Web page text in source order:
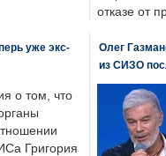
отказе от
уже экс-
о том, что
Григория
Олег
из СИЗО